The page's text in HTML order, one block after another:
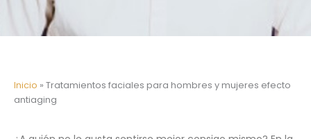
Inicio » Tratamientos faciales para hombres y mujeres efecto
antiaging